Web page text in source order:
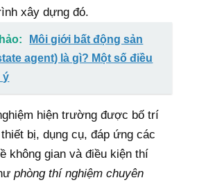
xây dựng đó.
Môi giới bất động sản
agent) là gì? Một số điều
ý
hiện trường được bố trí
bị, dụng cụ, đáp ứng các
không gian và điều kiện thí
phòng thí nghiệm chuyên